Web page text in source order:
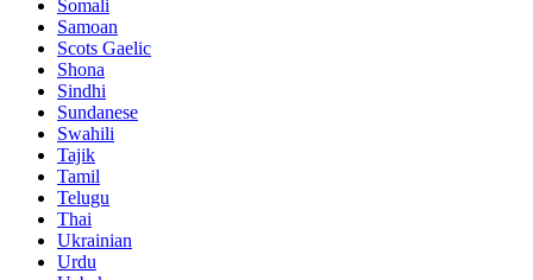
Somali
Samoan
Scots Gaelic
Shona
Sindhi
Sundanese
Swahili
Tajik
Tamil
Telugu
Thai
Ukrainian
Urdu